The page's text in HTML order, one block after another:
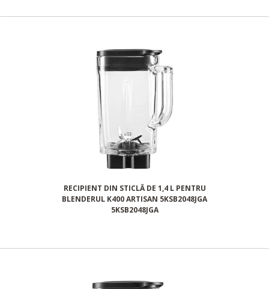
RECIPIENT DIN STICLĂ DE 1,4 L PENTRU
BLENDERUL K400 ARTISAN 5KSB2048JGA
5KSB2048JGA